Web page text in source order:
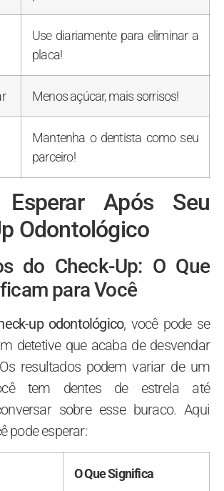
Use diariamente para eliminar a
placa!
Menos açúcar, mais sorrisos!
Mantenha o dentista como seu
parceiro!
Após Seu
Odontológico
do Check-Up: O Que
para Você
up odontológico, você pode se
detetive que acaba de desvendar
resultados podem variar de um
tem dentes de estrela até
sobre esse buraco. Aqui
pode esperar:
O Que Significa